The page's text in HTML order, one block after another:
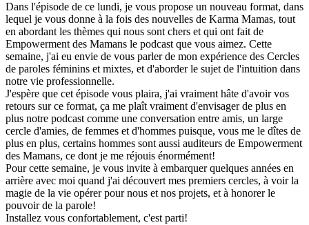
Dans l'épisode de ce lundi, je vous propose un nouveau format, dans
lequel je vous donne à la fois des nouvelles de Karma Mamas, tout
en abordant les thèmes qui nous sont chers et qui ont fait de
Empowerment des Mamans le podcast que vous aimez. Cette
semaine, j'ai eu envie de vous parler de mon expérience des Cercles
de paroles féminins et mixtes, et d'aborder le sujet de l'intuition dans
notre vie professionnelle.
J'espère que cet épisode vous plaira, j'ai vraiment hâte d'avoir vos
retours sur ce format, ça me plaît vraiment d'envisager de plus en
plus notre podcast comme une conversation entre amis, un large
cercle d'amies, de femmes et d'hommes puisque, vous me le dîtes de
plus en plus, certains hommes sont aussi auditeurs de Empowerment
des Mamans, ce dont je me réjouis énormément!
Pour cette semaine, je vous invite à embarquer quelques années en
arrière avec moi quand j'ai découvert mes premiers cercles, à voir la
magie de la vie opérer pour nous et nos projets, et à honorer le
pouvoir de la parole!
Installez vous confortablement, c'est parti!